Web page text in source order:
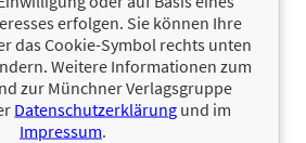
erfolgen. Sie können Ihre
das Cookie-Symbol rechts unten
Weitere Informationen zum
zur Münchner Verlagsgruppe
Datenschutzerklärung und im
Impressum.